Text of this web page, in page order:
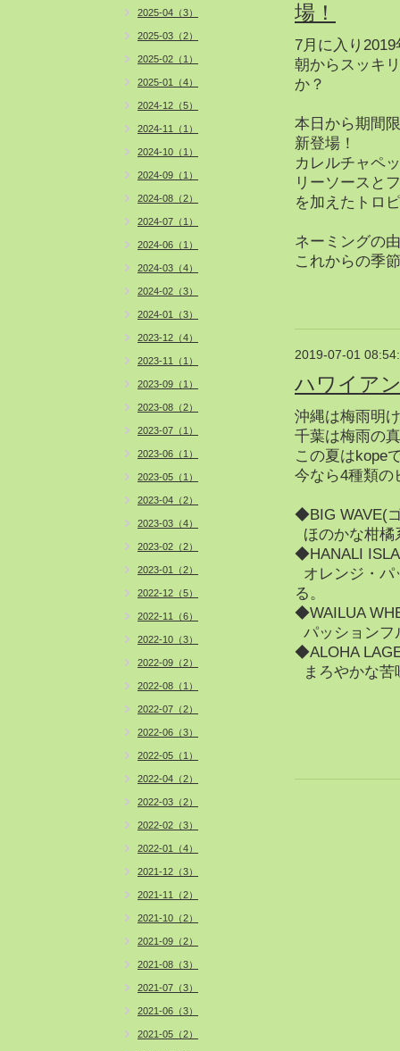
場！
7月に入り
朝からスッキ
か？
本日から期間
新登場！
カレルチャペ
リーソースと
を加えたトロ
ネーミングの
これからの季
2019-07-01
ハワイア
沖縄は梅雨明
千葉は梅雨の
この夏はkope
今なら4種類の
◆BIG WAVE(
ほのかな柑橘
◆HANALI
オレンジ・パ
る。
◆WAILUA
パッションフ
◆ALOHA
まろやかな苦
2025-04（3）
2025-03（2）
2025-02（1）
2025-01（4）
2024-12（5）
2024-11（1）
2024-10（1）
2024-09（1）
2024-08（2）
2024-07（1）
2024-06（1）
2024-03（4）
2024-02（3）
2024-01（3）
2023-12（4）
2023-11（1）
2023-09（1）
2023-08（2）
2023-07（1）
2023-06（1）
2023-05（1）
2023-04（2）
2023-03（4）
2023-02（2）
2023-01（2）
2022-12（5）
2022-11（6）
2022-10（3）
2022-09（2）
2022-08（1）
2022-07（2）
2022-06（3）
2022-05（1）
2022-04（2）
2022-03（2）
2022-02（3）
2022-01（4）
2021-12（3）
2021-11（2）
2021-10（2）
2021-09（2）
2021-08（3）
2021-07（3）
2021-06（3）
2021-05（2）